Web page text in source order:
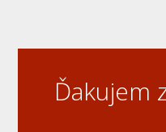
Ďakujem